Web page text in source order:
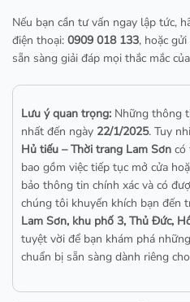
Nếu bạn cần tư vấn ngay lập tức,
điện thoại: 0909 018 133, hoặc
sẵn sàng giải đáp mọi thắc mắc
Lưu ý quan trọng: Những thông
nhất đến ngày 22/1/2025. Tuy
Hủ tiếu – Thời trang Lam Sơn có
bao gồm việc tiếp tục mở cửa
bảo thông tin chính xác và có
chúng tôi khuyến khích bạn đến
Lam Sơn, khu phố 3, Thủ Đức,
tuyệt vời để bạn khám phá
chuẩn bị sẵn sàng dành riêng